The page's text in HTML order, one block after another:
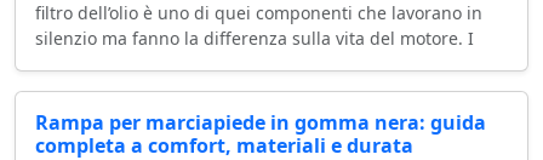
filtro dell’olio è uno di quei componenti che lavorano in
silenzio ma fanno la differenza sulla vita del motore. I
Rampa per marciapiede in gomma nera: guida
completa a comfort, materiali e durata